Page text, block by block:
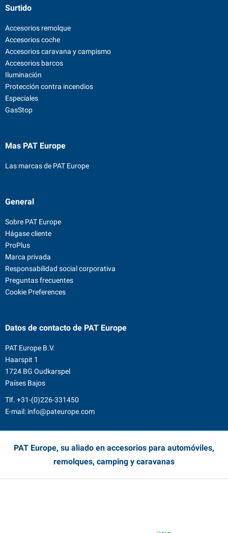
Surtido
Accesorios remolque
Accesorios coche
Accesorios caravana y campismo
Accesorios barcos
Iluminación
Protección contra incendios
Especiales
GasStop
Mas PAT Europe
Las marcas de PAT Europe
General
Sobre PAT Europe
Hágase cliente
ProPlus
Marca privada
Responsabilidad social corporativa
Preguntas frecuentes
Cookie Preferences
Datos de contacto de PAT Europe
PAT Europe B.V.
Haarspit 1
1724 BG Oudkarspel
Países Bajos
Tlf. +31-(0)226-331450
E-mail: info@pateurope.com
PAT Europe, su aliado en accesorios para automóviles,
remolques, camping y caravanas